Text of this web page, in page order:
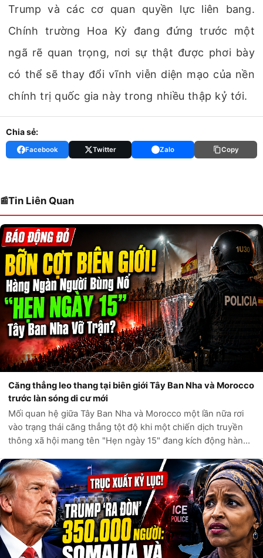
Trump và các cơ quan quyền lực liên bang.
Chính trường Hoa Kỳ đang đứng trước một
ngã rẽ quan trọng, nơi sự thật được phơi bày
có thể sẽ thay đổi vĩnh viễn diện mạo của nền
chính trị quốc gia này trong nhiều thập kỷ tới.
Chia sẻ:
Facebook Twitter Zalo Copy
Tin Liên Quan
Căng thẳng leo thang tại biên giới Tây Ban Nha và Morocco
trước làn sóng di cư mới
Mối quan hệ giữa Tây Ban Nha và Morocco một lần nữa rơi
vào trạng thái căng thẳng tột độ khi một chiến dịch truyền
thông xã hội mang tên "Hẹn ngày 15" đang kích động hàng
thổ hải ngoại của Tây...